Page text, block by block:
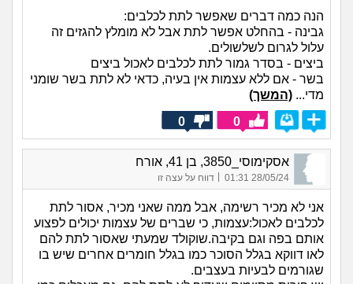
הנה כמה דברים שאפשר לתת לכלבים:
גבינה - בהחלט אפשר לתת אבל לא מומלץ להגזים זה
עלול לגרום לשלשולים.
ביצים - בסדר גמור לתת לכלבים לאכול ביצים
בשר - אם ללא עצמות אין בעיה, כדאי לא לתת בשר שומני
מדי... (המשך)
0
0
אסקימוסי_3850, בן 41, אורח
28/05/24 01:31
| דווח על עצה זו
אני לא מכיר רשימה, אבל ממה שאני מכיר, אסור לתת
לכלבים לאכול:עצמות, כי שברים של עצמות יכולים לפצוע
אותם בפה וגם בקיבה.שוקולד שמעתי שאסור לתת להם
לאו דווקא בגלל הסוכר כמו בגלל חומרים אחרים שיש בו
שגורמים לבעיות בעצבים.